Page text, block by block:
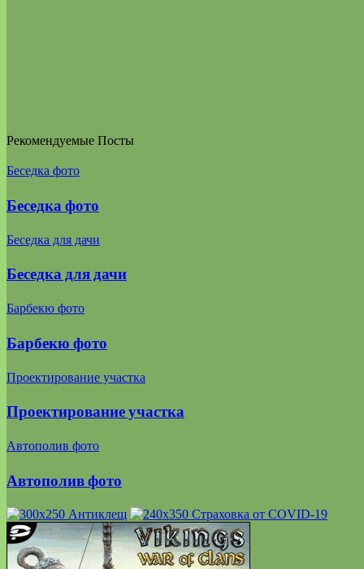
Рекомендуемые Посты
Беседка фото
Беседка фото
Беседка для дачи
Беседка для дачи
Барбекю фото
Барбекю фото
Проектирование участка
Проектирование участка
Автополив фото
Автополив фото